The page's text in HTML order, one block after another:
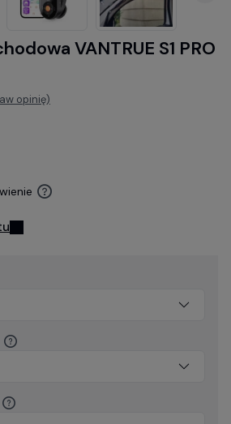
VANTRUE S1 PRO
opinię)